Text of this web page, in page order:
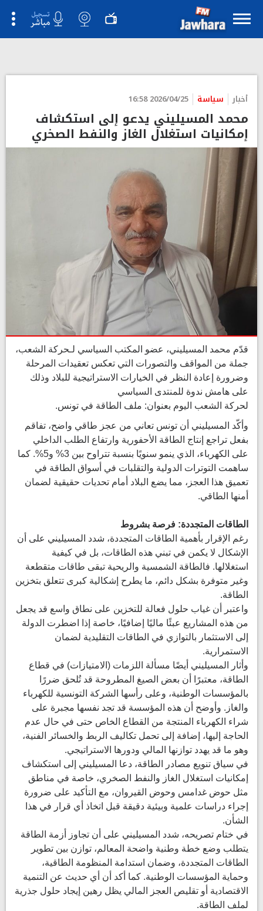
أخبار سياسة 2026/04/25 16:58
محمد المسيليني يدعو إلى استكشاف
إمكانيات استغلال الغاز والنفط الصخري
قدّم محمد المسيليني، عضو المكتب السياسي لـحركة الشعب،
جملة من المواقف والتصورات التي تعكس تعقيدات المرحلة
وضرورة إعادة النظر في الخيارات الاستراتيجية للبلاد وذلك
على هامش ندوة للمنتدى السياسي
لحركة الشعب اليوم بعنوان: ملف الطاقة في تونس.
وأكّد المسيليني أن تونس تعاني من عجز طاقي واضح، تفاقم
بفعل تراجع إنتاج الطاقة الأحفورية وارتفاع الطلب الداخلي
على الكهرباء، الذي ينمو سنويًا بنسبة تتراوح بين 3% و5%. كما
ساهمت التوترات الدولية والتقلبات في أسواق الطاقة في
تعميق هذا العجز، مما يضع البلاد أمام تحديات حقيقية لضمان
أمنها الطاقي.
الطاقات المتجددة: فرصة بشروط
رغم الإقرار بأهمية الطاقات المتجددة، شدد المسيليني على أن
الإشكال لا يكمن في تبني هذه الطاقات، بل في كيفية
استغلالها. فالطاقة الشمسية والريحية تبقى طاقات متقطعة
وغير متوفرة بشكل دائم، ما يطرح إشكالية كبرى تتعلق بتخزين
الطاقة.
واعتبر أن غياب حلول فعالة للتخزين على نطاق واسع قد يجعل
من هذه المشاريع عبئًا ماليًا إضافيًا، خاصة إذا اضطرت الدولة
إلى الاستثمار بالتوازي في الطاقات التقليدية لضمان
الاستمرارية.
وأثار المسيليني أيضًا مسألة اللزمات (الامتيازات) في قطاع
الطاقة، معتبرًا أن بعض الصيغ المطروحة قد تُلحق ضررًا
بالمؤسسات الوطنية، وعلى رأسها الشركة التونسية للكهرباء
والغاز. وأوضح أن هذه المؤسسة قد تجد نفسها مجبرة على
شراء الكهرباء المنتجة من القطاع الخاص حتى في حال عدم
الحاجة إليها، إضافة إلى تحمل تكاليف الربط والخسائر الفنية،
وهو ما قد يهدد توازنها المالي ودورها الاستراتيجي.
في سياق تنويع مصادر الطاقة، دعا المسيليني إلى استكشاف
إمكانيات استغلال الغاز والنفط الصخري، خاصة في مناطق
مثل حوض غدامس وحوض القيروان، مع التأكيد على ضرورة
إجراء دراسات علمية وبيئية دقيقة قبل اتخاذ أي قرار في هذا
الشأن.
في ختام تصريحه، شدد المسيليني على أن تجاوز أزمة الطاقة
يتطلب وضع خطة وطنية واضحة المعالم، توازن بين تطوير
الطاقات المتجددة، وضمان استدامة المنظومة الطاقية،
وحماية المؤسسات الوطنية. كما أكد أن أي حديث عن التنمية
الاقتصادية أو تقليص العجز المالي يظل رهين إيجاد حلول جذرية
لملف الطاقة.